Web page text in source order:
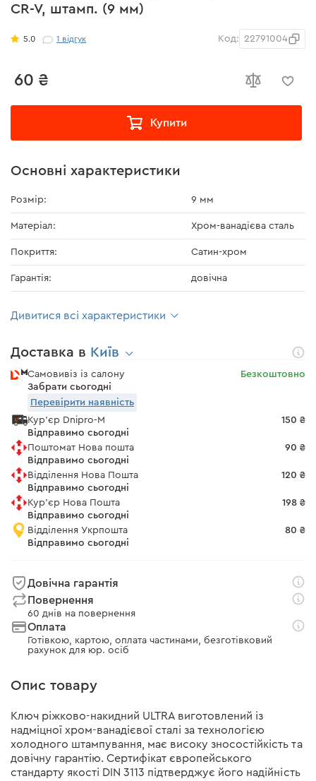
CR-V, штамп. (9 мм)
5.0 1 відгук Код: 22791004
60 ₴
Купити
Основні характеристики
Розмір: 9 мм
Матеріал: Хром-ванадієва сталь
Покриття: Сатин-хром
Гарантія: довічна
Дивитися всі характеристики
Доставка в Київ
Самовивіз із салону
Забрати сьогодні
Безкоштовно
Перевірити наявність
Кур'єр Dnipro-M
Відправимо сьогодні
150 ₴
Поштомат Нова пошта
Відправимо сьогодні
90 ₴
Відділення Нова Пошта
Відправимо сьогодні
120 ₴
Кур'єр Нова Пошта
Відправимо сьогодні
198 ₴
Відділення Укрпошта
Відправимо сьогодні
80 ₴
Довічна гарантія
Повернення
60 днів на повернення
Оплата
Готівкою, картою, оплата частинами, безготівковий
рахунок для юр. осіб
Опис товару
Ключ ріжково-накидний ULTRA виготовлений із
надміцної хром-ванадієвої сталі за технологією
холодного штампування, має високу зносостійкість та
довічну гарантію. Сертифікат європейського
стандарту якості DIN 3113 підтверджує його надійність